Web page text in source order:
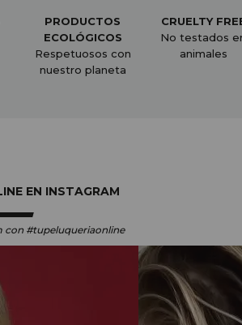
PRODUCTOS
ECOLÓGICOS
Respetuosos con
nuestro planeta
CRUELTY
No testados
animales
EN INSTAGRAM
con #tupeluqueriaonline